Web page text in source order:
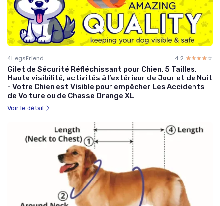
4LegsFriend 4.2 ☆☆☆☆☆
★★★★★
Gilet de Sécurité Réfléchissant pour Chien, 5 Tailles,
Haute visibilité, activités à l’extérieur de Jour et de Nuit
- Votre Chien est Visible pour empêcher Les Accidents
de Voiture ou de Chasse Orange XL
Voir le détail